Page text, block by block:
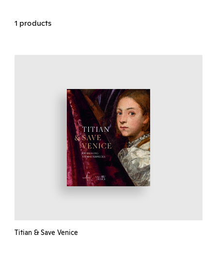
1 products
Titian & Save Venice